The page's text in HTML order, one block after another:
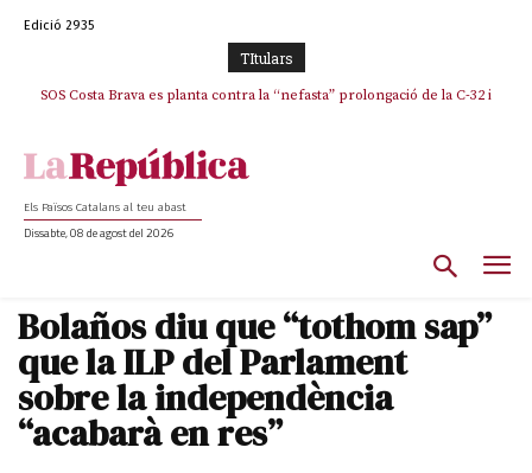
Edició 2935
TItulars
SOS Costa Brava es planta contra la “nefasta” prolongació de la C-32 i
Els Països Catalans al teu abast
Dissabte, 08 de agost del 2026
Bolaños diu que “tothom sap”
que la ILP del Parlament
sobre la independència
“acabarà en res”